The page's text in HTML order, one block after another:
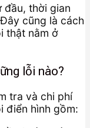
đầu, thời gian
cũng là cách
thật nằm ở
lỗi nào?
tra và chi phí
điển hình gồm: